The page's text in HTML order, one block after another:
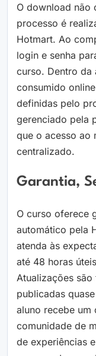
O download não
processo é
Hotmart. Ao
login e senha
curso. Dentro da
consumido
definidas pelo
gerenciado pela
que o acesso ao
centralizado.
Garantia,
O curso oferece
automático pela
atenda às
até 48 horas
Atualizações são
publicadas
aluno recebe
comunidade de
de experiências